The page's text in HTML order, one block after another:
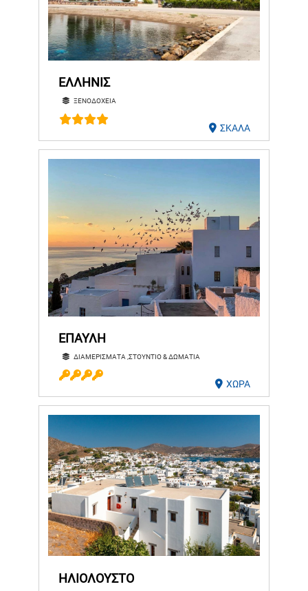
ΕΛΛΗΝΙΣ
ΞΕΝΟΔΟΧΕΙΑ
ΣΚΑΛΑ
ΕΠΑΥΛΗ
ΔΙΑΜΕΡΙΣΜΑΤΑ ,ΣΤΟΥΝΤΙΟ & ΔΩΜΑΤΙΑ
ΧΩΡΑ
ΗΛΙΟΛΟΥΣΤΟ